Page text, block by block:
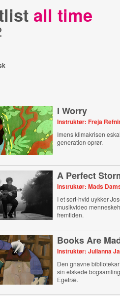
all time
I Worry
Instruktør: Freja
Imens klimakrisen
generation oprør.
A Perfect
Instruktør: Mads
I et sort-hvid uykker
musikvideo
fremtiden.
Books Are
Instruktør: Julianna
Den gnavne
sin elskede
Egetræ.